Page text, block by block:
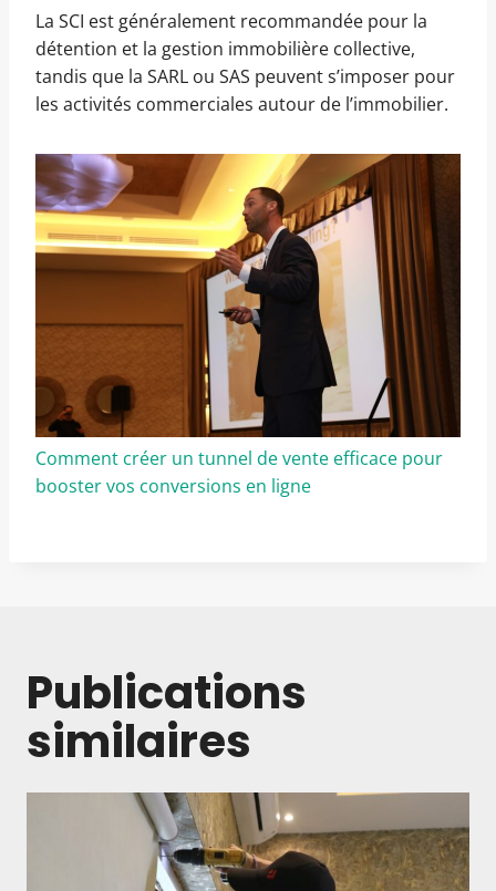
La SCI est généralement recommandée pour la
détention et la gestion immobilière collective,
tandis que la SARL ou SAS peuvent s’imposer pour
les activités commerciales autour de l’immobilier.
Comment créer un tunnel de vente efficace pour
booster vos conversions en ligne
Publications
similaires